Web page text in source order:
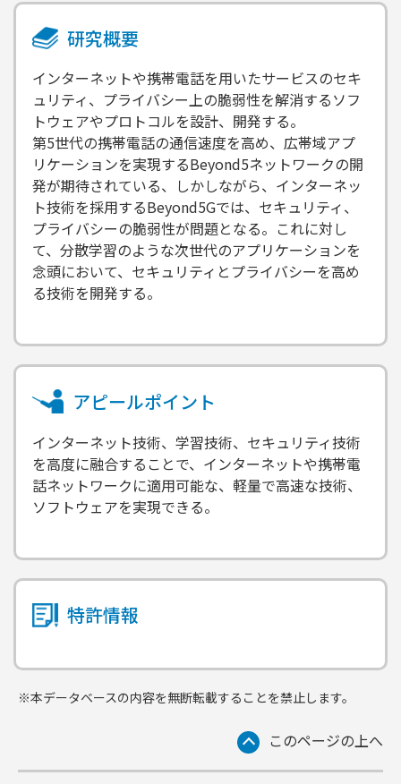
研究概要
インターネットや携帯電話を用いたサービスのセキ
ュリティ、プライバシー上の脆弱性を解消するソフ
トウェアやプロトコルを設計、開発する。
第5世代の携帯電話の通信速度を高め、広帯域アプ
リケーションを実現するBeyond5ネットワークの開
発が期待されている、しかしながら、インターネッ
ト技術を採用するBeyond5Gでは、セキュリティ、
プライバシーの脆弱性が問題となる。これに対し
て、分散学習のような次世代のアプリケーションを
念頭において、セキュリティとプライバシーを高め
る技術を開発する。
アピールポイント
インターネット技術、学習技術、セキュリティ技術
を高度に融合することで、インターネットや携帯電
話ネットワークに適用可能な、軽量で高速な技術、
ソフトウェアを実現できる。
特許情報
※本データベースの内容を無断転載することを禁止します。
このページの上へ